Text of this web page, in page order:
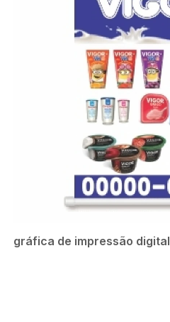
gráfica de impressão digital